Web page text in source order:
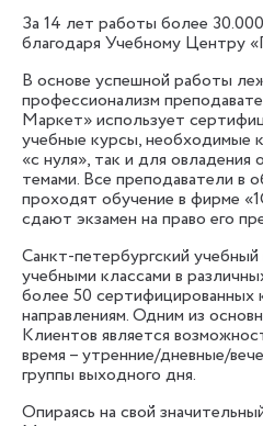
За 14 лет работы более
благодаря Учебному Центру
В основе успешной работы
профессионализм
Маркет» использует
учебные курсы, необходимые
«с нуля», так и для
темами. Все преподаватели в
проходят обучение в фирме
сдают экзамен на право его
Санкт-петербургский учебный
учебными классами в
более 50 сертифицированных
направлениям. Одним из
Клиентов является
время – утренние/дневные/
группы выходного дня.
Опираясь на свой